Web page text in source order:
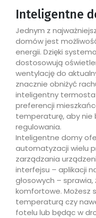
Inteligentne
Jednym z
domów jest
energii. Dzięki
dostosowują
wentylację do
znacznie obniżyć
inteligentny
preferencji
temperaturę, aby nie
regulowania.
Inteligentne domy
automatyzacji wielu
zarządzania
interfejsu – aplikacji
głosowych –
komfortowe. Możesz
temperaturą czy
fotelu lub będąc w